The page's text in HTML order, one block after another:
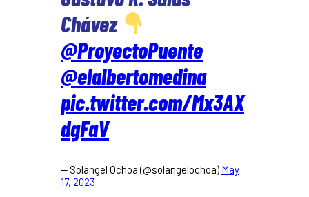
Chávez
@ProyectoPuente
@elalbertomedina
pic.twitter.com/Mx3AX
dgFaV
— Solangel Ochoa (@solangelochoa) May
17, 2023